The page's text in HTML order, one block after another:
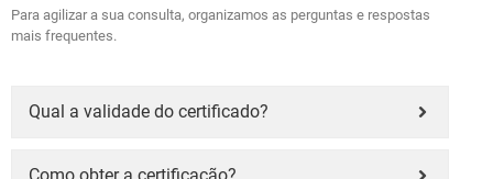
Para agilizar a sua consulta, organizamos as perguntas e respostas
mais frequentes.
Qual a validade do certificado?